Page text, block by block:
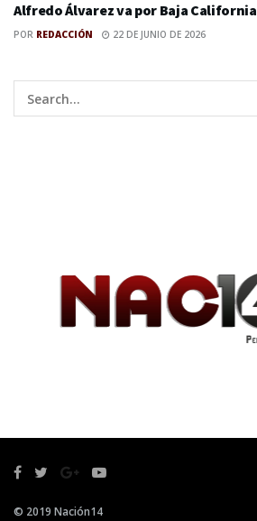
Alfredo Álvarez va por Baja California
POR REDACCIÓN 22 DE JUNIO DE 2026
© 2019 Nación14